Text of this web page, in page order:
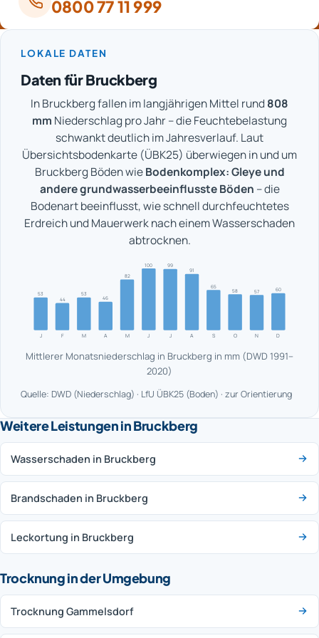
0800 77 11 999
LOKALE DATEN
Daten für Bruckberg
In Bruckberg fallen im langjährigen Mittel rund 808
mm Niederschlag pro Jahr – die Feuchtebelastung
schwankt deutlich im Jahresverlauf. Laut
Übersichtsbodenkarte (ÜBK25) überwiegen in und um
Bruckberg Böden wieBodenkomplex: Gleye und
andere grundwasserbeeinflusste Böden – die
Bodenart beeinflusst, wie schnell durchfeuchtetes
Erdreich und Mauerwerk nach einem Wasserschaden
abtrocknen.
J
53
F
44
M
53
A
46
M
82
J
100
J
99
A
91
S
65
O
58
N
57
D
60
Mittlerer Monatsniederschlag in Bruckberg in mm (DWD 1991–
2020)
Quelle: DWD (Niederschlag) · LfU ÜBK25 (Boden) · zur Orientierung
Weitere Leistungen in Bruckberg
Wasserschaden in Bruckberg
Brandschaden in Bruckberg
Leckortung in Bruckberg
Trocknung in der Umgebung
Trocknung Gammelsdorf